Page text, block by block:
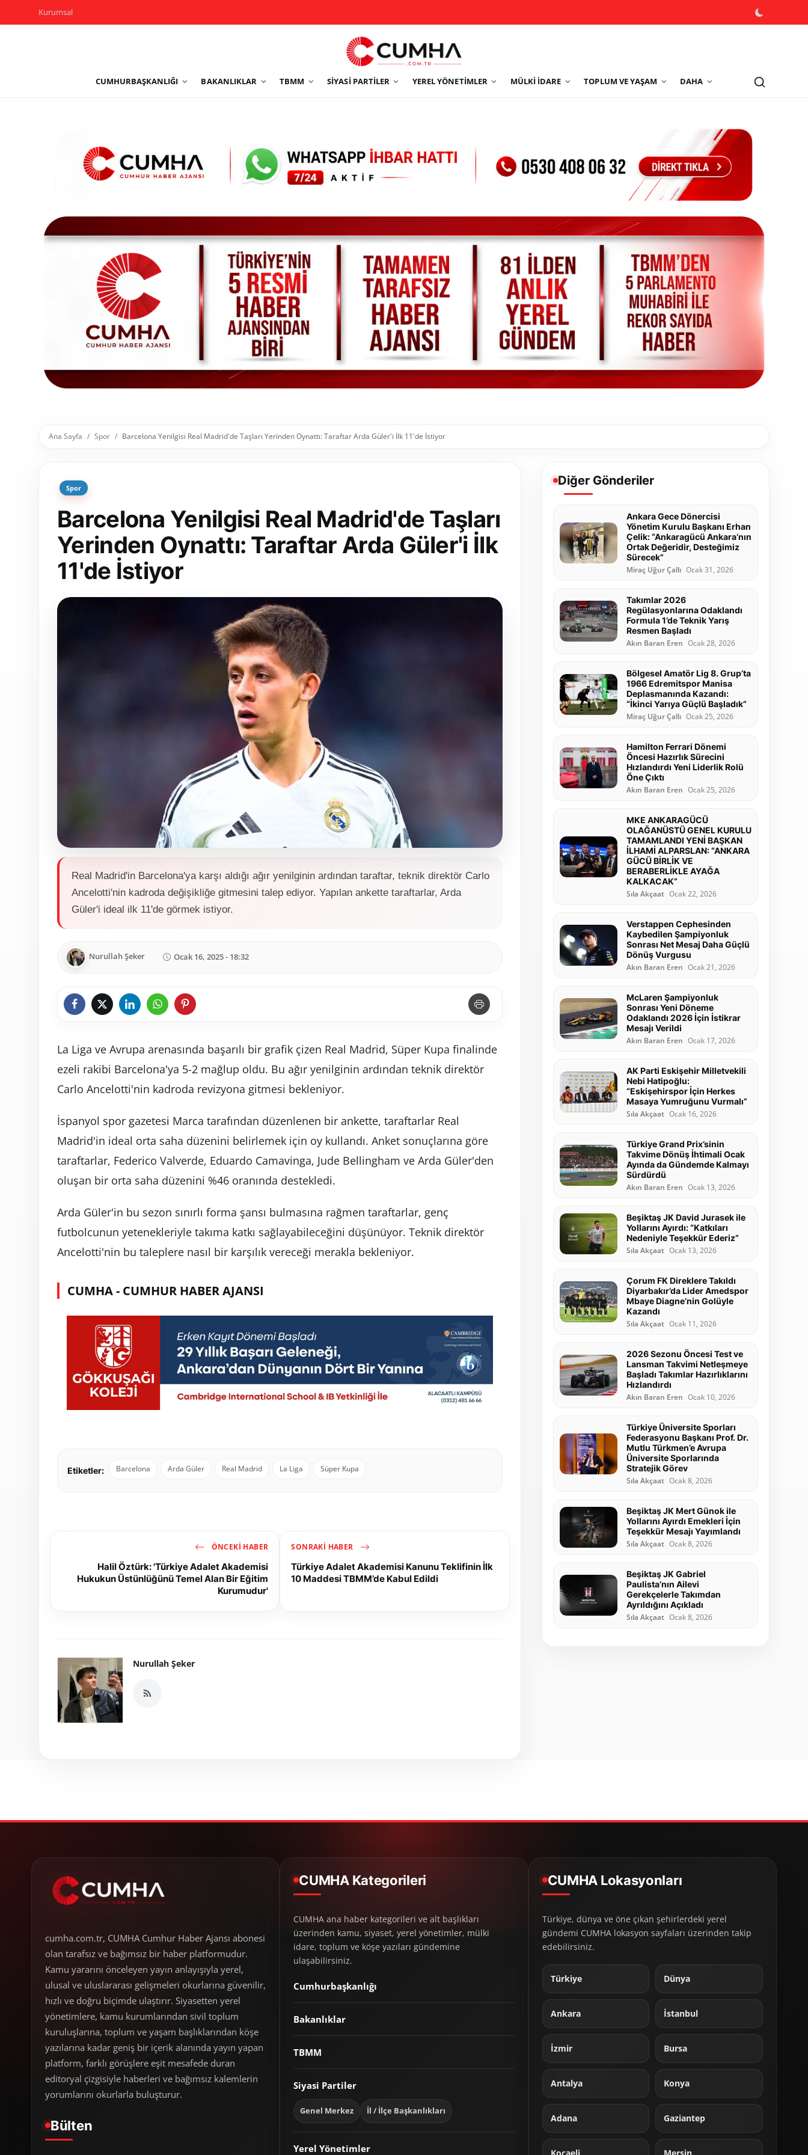
Kurumsal
CUMHURBAŞKANLIĞI BAKANLIKLAR TBMM SIYASI PARTILER YEREL YÖNETIMLER MÜLKI İDARE TOPLUM VE YAŞAM DAHA
Yerel Yönetimler
Sivil Toplum Kuruluşları
Kamu Kurumları ve Üst Kurullar
Resmi Reklamlar
Ana Sayfa Spor Barcelona Yenilgisi Real Madrid'de Taşları Yerinden Oynattı: Taraftar Arda Güler'i İlk 11'de İstiyor
Spor
Barcelona Yenilgisi Real Madrid'de Taşları
Yerinden Oynattı: Taraftar Arda Güler'i İlk
11'de İstiyor
Real Madrid'in Barcelona'ya karşı aldığı ağır yenilginin ardından taraftar, teknik direktör Carlo
Ancelotti'nin kadroda değişikliğe gitmesini talep ediyor. Yapılan ankette taraftarlar, Arda
Güler'i ideal ilk 11'de görmek istiyor.
Nurullah Şeker Ocak 16, 2025 - 18:32
La Liga ve Avrupa arenasında başarılı bir grafik çizen Real Madrid, Süper Kupa finalinde
ezeli rakibi Barcelona'ya 5-2 mağlup oldu. Bu ağır yenilginin ardından teknik direktör
Carlo Ancelotti'nin kadroda revizyona gitmesi bekleniyor.
İspanyol spor gazetesi Marca tarafından düzenlenen bir ankette, taraftarlar Real
Madrid'in ideal orta saha düzenini belirlemek için oy kullandı. Anket sonuçlarına göre
taraftarlar, Federico Valverde, Eduardo Camavinga, Jude Bellingham ve Arda Güler'den
oluşan bir orta saha düzenini %46 oranında destekledi.
Arda Güler'in bu sezon sınırlı forma şansı bulmasına rağmen taraftarlar, genç
futbolcunun yetenekleriyle takıma katkı sağlayabileceğini düşünüyor. Teknik direktör
Ancelotti'nin bu taleplere nasıl bir karşılık vereceği merakla bekleniyor.
CUMHA - CUMHUR HABER AJANSI
Etiketler: Barcelona Arda Güler Real Madrid La Liga Süper Kupa
ÖNCEKI HABER
Halil Öztürk: 'Türkiye Adalet Akademisi
Hukukun Üstünlüğünü Temel Alan Bir Eğitim
Kurumudur'
SONRAKI HABER
Türkiye Adalet Akademisi Kanunu Teklifinin İlk
10 Maddesi TBMM’de Kabul Edildi
Nurullah Şeker
Diğer Gönderiler
Ankara Gece Dönercisi
Yönetim Kurulu Başkanı Erhan
Çelik: “Ankaragücü Ankara’nın
Ortak Değeridir, Desteğimiz
Sürecek”
Miraç Uğur Çallı Ocak 31, 2026
Takımlar 2026
Regülasyonlarına Odaklandı
Formula 1’de Teknik Yarış
Resmen Başladı
Akın Baran Eren Ocak 28, 2026
Bölgesel Amatör Lig 8. Grup’ta
1966 Edremitspor Manisa
Deplasmanında Kazandı:
“İkinci Yarıya Güçlü Başladık”
Miraç Uğur Çallı Ocak 25, 2026
Hamilton Ferrari Dönemi
Öncesi Hazırlık Sürecini
Hızlandırdı Yeni Liderlik Rolü
Öne Çıktı
Akın Baran Eren Ocak 25, 2026
MKE ANKARAGÜCÜ
OLAĞANÜSTÜ GENEL KURULU
TAMAMLANDI YENİ BAŞKAN
İLHAMİ ALPARSLAN: “ANKARA
GÜCÜ BİRLİK VE
BERABERLİKLE AYAĞA
KALKACAK”
Sıla Akçaat Ocak 22, 2026
Verstappen Cephesinden
Kaybedilen Şampiyonluk
Sonrası Net Mesaj Daha Güçlü
Dönüş Vurgusu
Akın Baran Eren Ocak 21, 2026
McLaren Şampiyonluk
Sonrası Yeni Döneme
Odaklandı 2026 İçin İstikrar
Mesajı Verildi
Akın Baran Eren Ocak 17, 2026
AK Parti Eskişehir Milletvekili
Nebi Hatipoğlu:
“Eskişehirspor İçin Herkes
Masaya Yumruğunu Vurmalı”
Sıla Akçaat Ocak 16, 2026
Türkiye Grand Prix’sinin
Takvime Dönüş İhtimali Ocak
Ayında da Gündemde Kalmayı
Sürdürdü
Akın Baran Eren Ocak 13, 2026
Beşiktaş JK David Jurasek ile
Yollarını Ayırdı: “Katkıları
Nedeniyle Teşekkür Ederiz”
Sıla Akçaat Ocak 13, 2026
Çorum FK Direklere Takıldı
Diyarbakır’da Lider Amedspor
Mbaye Diagne’nin Golüyle
Kazandı
Sıla Akçaat Ocak 11, 2026
2026 Sezonu Öncesi Test ve
Lansman Takvimi Netleşmeye
Başladı Takımlar Hazırlıklarını
Hızlandırdı
Akın Baran Eren Ocak 10, 2026
Türkiye Üniversite Sporları
Federasyonu Başkanı Prof. Dr.
Mutlu Türkmen’e Avrupa
Üniversite Sporlarında
Stratejik Görev
Sıla Akçaat Ocak 8, 2026
Beşiktaş JK Mert Günok ile
Yollarını Ayırdı Emekleri İçin
Teşekkür Mesajı Yayımlandı
Sıla Akçaat Ocak 8, 2026
Beşiktaş JK Gabriel
Paulista’nın Ailevi
Gerekçelerle Takımdan
Ayrıldığını Açıkladı
Sıla Akçaat Ocak 8, 2026
cumha.com.tr, CUMHA Cumhur Haber Ajansı abonesi
olan tarafsız ve bağımsız bir haber platformudur.
Kamu yararını önceleyen yayın anlayışıyla yerel,
ulusal ve uluslararası gelişmeleri okurlarına güvenilir,
hızlı ve doğru biçimde ulaştırır. Siyasetten yerel
yönetimlere, kamu kurumlarından sivil toplum
kuruluşlarına, toplum ve yaşam başlıklarından köşe
yazılarına kadar geniş bir içerik alanında yayın yapan
platform, farklı görüşlere eşit mesafede duran
editoryal çizgisiyle haberleri ve bağımsız kalemlerin
yorumlarını okurlarla buluşturur.
Bülten
CUMHA Kategorileri
CUMHA ana haber kategorileri ve alt başlıkları
üzerinden kamu, siyaset, yerel yönetimler, mülki
idare, toplum ve köşe yazıları gündemine
ulaşabilirsiniz.
Cumhurbaşkanlığı
Bakanlıklar
TBMM
Siyasi Partiler
Genel Merkez İl / İlçe Başkanlıkları
Yerel Yönetimler
CUMHA Lokasyonları
Türkiye, dünya ve öne çıkan şehirlerdeki yerel
gündemi CUMHA lokasyon sayfaları üzerinden takip
edebilirsiniz.
Türkiye Dünya
Ankara İstanbul
İzmir Bursa
Antalya Konya
Adana Gaziantep